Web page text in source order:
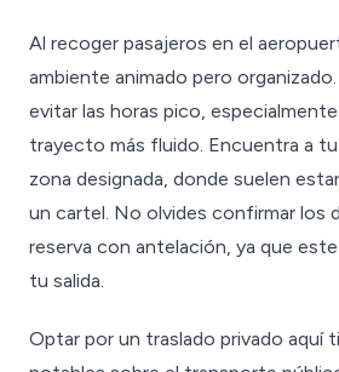
Al recoger pasajeros en el
ambiente animado pero
evitar las horas pico,
trayecto más fluido. Encuentra a
zona designada, donde suelen
un cartel. No olvides confirmar los
reserva con antelación, ya que
tu salida.
Optar por un traslado privado aquí